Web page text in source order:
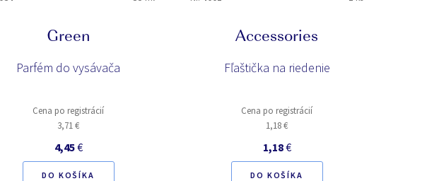
Green
Parfém do vysávača
Cena po registrácií
3,71 €
4,45€
DO KOŠÍKA
Accessories
Fľaštička na riedenie
Cena po registrácií
1,18 €
1,18€
DO KOŠÍKA